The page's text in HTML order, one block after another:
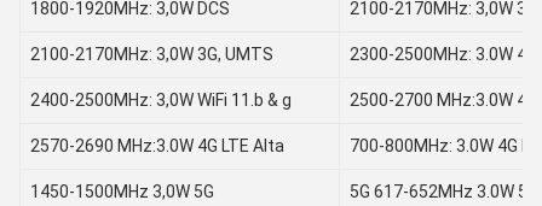
1800-1920MHz: 3,0W DCS 2100-2170MHz: 3,0W
2100-2170MHz: 3,0W 3G, UMTS 2300-2500MHz: 3.0W 4G
2400-2500MHz: 3,0W WiFi 11.b & g 2500-2700 MHz:3.0W
2570-2690 MHz:3.0W 4G LTE Alta 700-800MHz: 3.0W 4G
1450-1500MHz 3,0W 5G 5G 617-652MHz 3.0W 5G